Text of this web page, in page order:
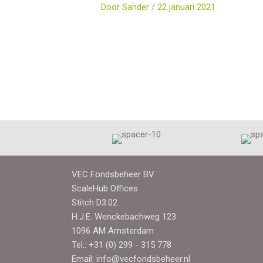
DoorSander/22 januari 2021
VEC Fondsbeheer BV
ScaleHub Offices
Stitch D3.02
H.J.E. Wenckebachweg 123
1096 AM Amsterdam
Tel.: +31 (0) 299 - 315 778
Email: info@vecfondsbeheer.nl